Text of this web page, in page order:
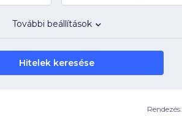
További beállítások
Hitelek keresése
Rendezés: